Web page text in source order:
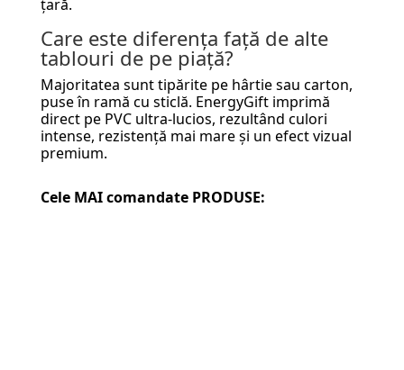
țară.
Care este diferența față de alte
tablouri de pe piață?
Majoritatea sunt tipărite pe hârtie sau carton,
puse în ramă cu sticlă. EnergyGift imprimă
direct pe PVC ultra-lucios, rezultând culori
intense, rezistență mai mare și un efect vizual
premium.
Cele MAI comandate PRODUSE: